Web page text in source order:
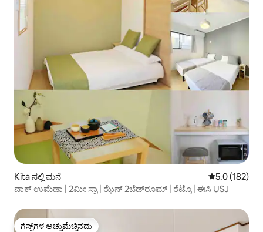
Kita ನಲ್ಲಿ ಮನೆ 5 ರಲ್ಲಿ 5.0
5.0 (182)
ವಾಕ್ ಉಮೆಡಾ | 2ಮೀ ಸ್ಟಾ | ಝೆನ್ 2ಬೆಡ್‌ರೂಮ್ | ರೆಟ್ರೊ | ಈಸಿ USJ
ಗೆಸ್ಟ್‌ಗಳ ಅಚ್ಚುಮೆಚ್ಚಿನದು